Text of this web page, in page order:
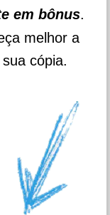
em bônus.
melhor a
cópia.